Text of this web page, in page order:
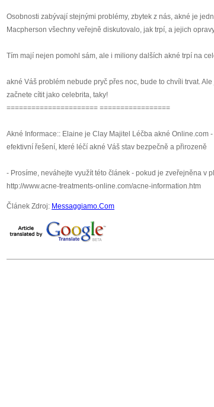
Osobnosti zabývají stejnými problémy, zbytek z nás, akné je
Macpherson všechny veřejně diskutovalo, jak trpí, a jejich
Tím mají nejen pomohl sám, ale i miliony dalších akné trpí na
akné Váš problém nebude pryč přes noc, bude to chvíli trvat.
začnete cítit jako celebrita, taky!
====================== =================
Akné Informace:: Elaine je Clay Majitel Léčba akné Online.com
efektivní řešení, které léčí akné Váš stav bezpečně a přirozeně
- Prosíme, neváhejte využít této článek - pokud je zveřejněna v
http://www.acne-treatments-online.com/acne-information.htm
Článek Zdroj: Messaggiamo.Com